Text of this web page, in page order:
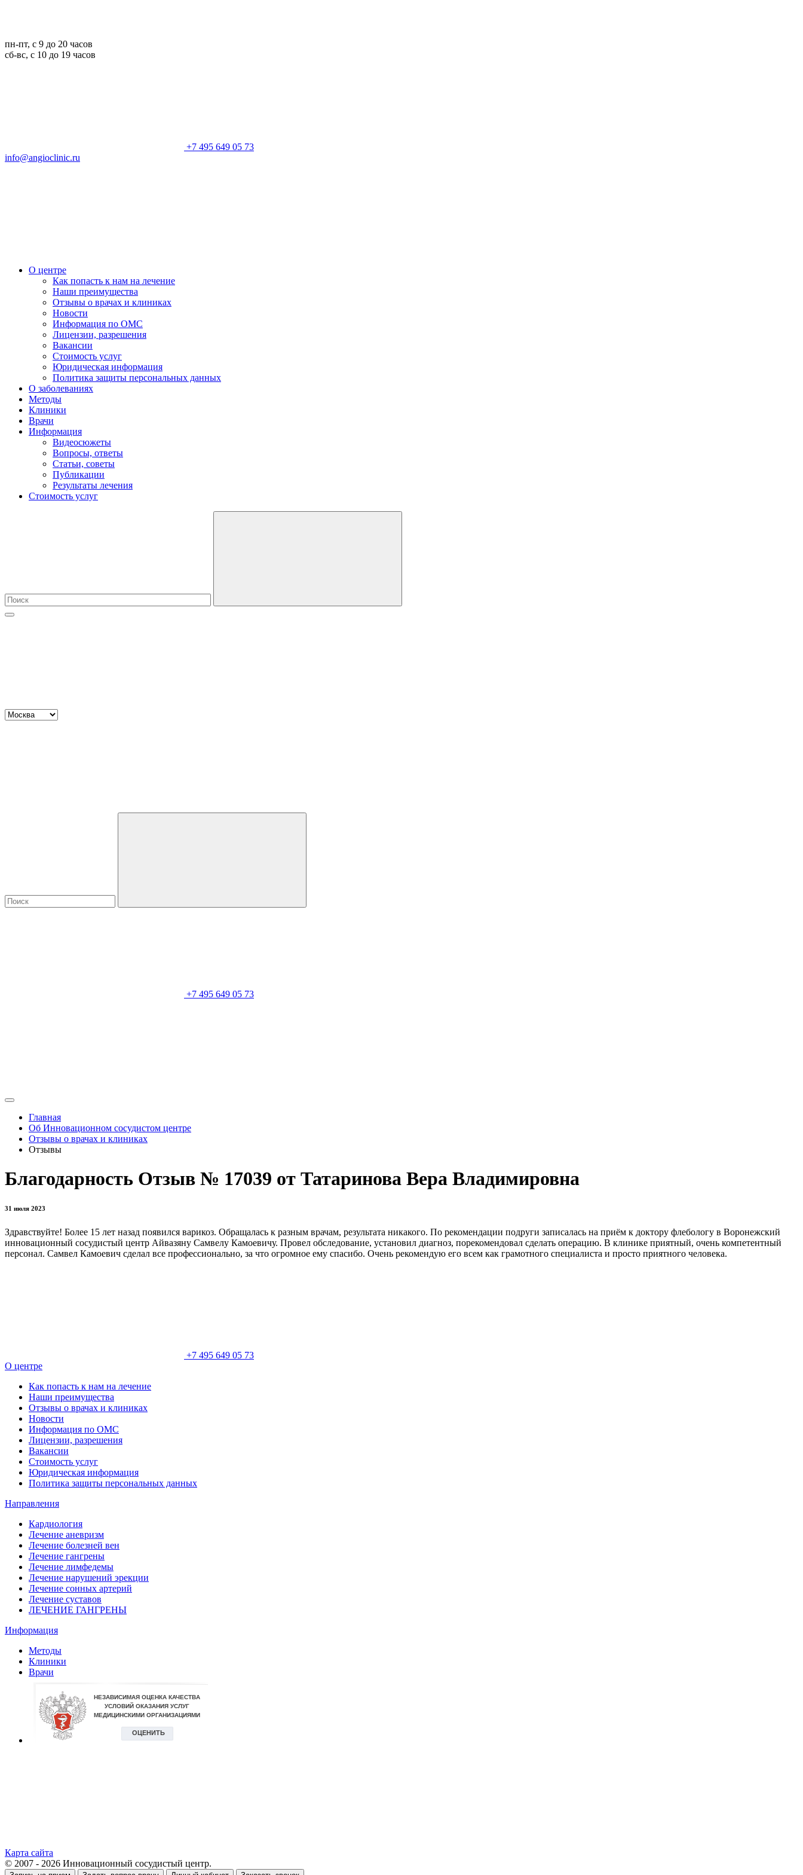
пн-пт, с 9 до 20 часов
сб-вс, с 10 до 19 часов
+7 495 649 05 73
info@angioclinic.ru
О центре
Как попасть к нам на лечение
Наши преимущества
Отзывы о врачах и клиниках
Новости
Информация по ОМС
Лицензии, разрешения
Вакансии
Стоимость услуг
Юридическая информация
Политика защиты персональных данных
О заболеваниях
Методы
Клиники
Врачи
Информация
Видеосюжеты
Вопросы, ответы
Статьи, советы
Публикации
Результаты лечения
Стоимость услуг
+7 495 649 05 73
Главная
Об Инновационном сосудистом центре
Отзывы о врачах и клиниках
Отзывы
Благодарность Отзыв № 17039 от Татаринова Вера Владимировна
31 июля 2023
Здравствуйте! Более 15 лет назад появился варикоз. Обращалась к разным врачам, результата никакого. По рекомендации подруги записалась на приём к доктору флебологу в Воронежский
инновационный сосудистый центр Айвазяну Самвелу Камоевичу. Провел обследование, установил диагноз, порекомендовал сделать операцию. В клинике приятный, очень компетентный
персонал. Самвел Камоевич сделал все профессионально, за что огромное ему спасибо. Очень рекомендую его всем как грамотного специалиста и просто приятного человека.
+7 495 649 05 73
О центре
Как попасть к нам на лечение
Наши преимущества
Отзывы о врачах и клиниках
Новости
Информация по ОМС
Лицензии, разрешения
Вакансии
Стоимость услуг
Юридическая информация
Политика защиты персональных данных
Направления
Кардиология
Лечение аневризм
Лечение болезней вен
Лечение гангрены
Лечение лимфедемы
Лечение нарушений эрекции
Лечение сонных артерий
Лечение суставов
ЛЕЧЕНИЕ ГАНГРЕНЫ
Информация
Методы
Клиники
Врачи
Карта сайта
© 2007 - 2026 Инновационный сосудистый центр.